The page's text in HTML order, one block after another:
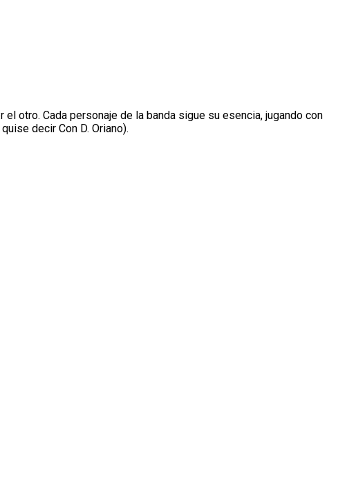
otro. Cada personaje de la banda sigue su esencia, jugando con
decir Con D. Oriano).